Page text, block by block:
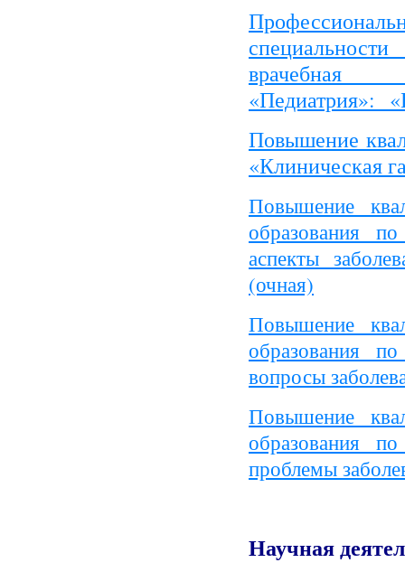
«Педиатрия»:
Повышение
«Клиническая
Повышение
образования
аспекты
(очная)
Повышение
образования
вопросы
Повышение
образования
проблемы
Научная